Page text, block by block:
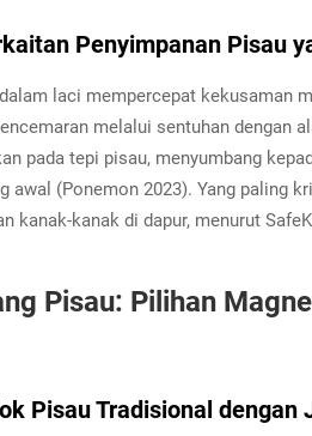
Penyimpanan Pisau
laci mempercepat kekusaman
melalui sentuhan dengan
pada tepi pisau, menyumbang
awal (Ponemon 2023). Yang paling
kanak-kanak di dapur, menurut
Pisau: Pilihan
Pisau Tradisional